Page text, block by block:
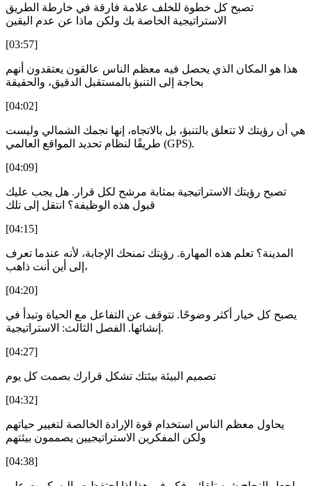
تصبح كل خطوة للخلف علامة فارقة في خارطة الطريق
الاستراتيجية الخاصة بك ولكن ماذا عن عدم اليقين
[03:57]
هذا هو المكان الذي يحصل فيه معظم الناس عالقون يعتقدون أنهم
بحاجة إلى التنبؤ بالمستقبل الدقيق، والحقيقة
[04:02]
هي أن رؤيتك لا تتعلق بالتنبؤ، بل بالاتجاه، إنها نجمك الشمالي وليست
طريقًا لنظام تحديد المواقع العالمي (GPS).
[04:09]
تصبح رؤيتك الاستراتيجية بمثابة مرشح لكل قرار. هل يجب عليك
قبول هذه الوظيفة؟ انتقل إلى تلك
[04:15]
المدينة؟ تعلم هذه المهارة. رؤيتك تمنحك الإجابة، لأنه عندما تعرف
إلى أين أنت ذاهب،
[04:20]
يصبح كل خيار أكثر وضوحًا. تتوقف عن التفاعل مع الحياة وتبدأ في
إنشائها. الفصل الثالث: الاستراتيجية.
[04:27]
تصميم البيئة بيئتك تشكل قرارك بصمت كل يوم
[04:32]
يحاول معظم الناس استخدام قوة الإرادة الخالصة لتغيير حياتهم
ولكن المفكرين الاستراتيجيين يصممون بيئتهم
[04:38]